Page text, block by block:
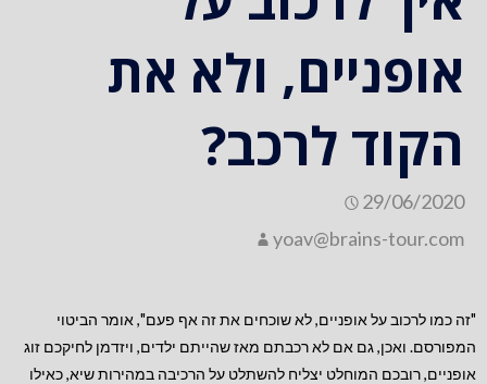
אופניים, ולא את
הקוד לרכב?
29/06/2020
yoav@brains-tour.com
"זה כמו לרכוב על אופניים, לא שוכחים את זה אף פעם", אומר הביטוי
המפורסם. ואכן, גם אם לא רכבתם מאז שהייתם ילדים, ויזדמן לחיקכם זוג
אופניים, רובכם המוחלט יצליח להשתלט על הרכיבה במהירות שיא, כאילו